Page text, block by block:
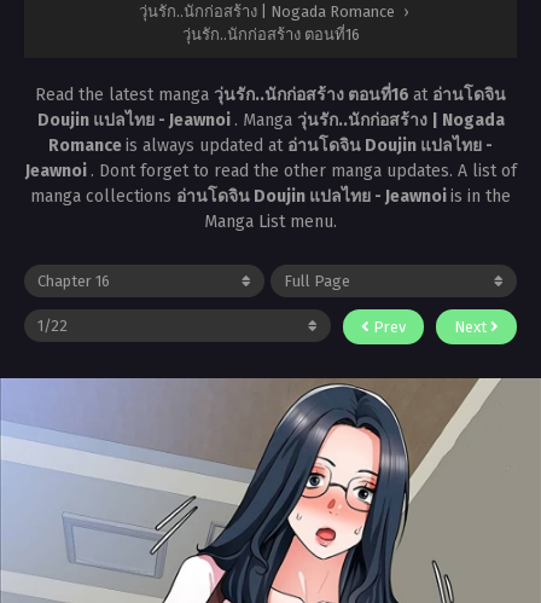
วุ่นรัก..นักก่อสร้าง | Nogada Romance ›
วุ่นรัก..นักก่อสร้าง ตอนที่16
Read the latest manga วุ่นรัก..นักก่อสร้าง ตอนที่16 at อ่านโดจิน
Doujin แปลไทย - Jeawnoi . Manga วุ่นรัก..นักก่อสร้าง | Nogada
Romanceis always updated at อ่านโดจิน Doujin แปลไทย -
Jeawnoi . Dont forget to read the other manga updates. A list of
manga collections อ่านโดจิน Doujin แปลไทย - Jeawnoiis in the
Manga List menu.
Prev Next